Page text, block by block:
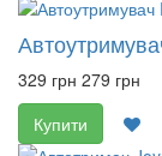
329 грн 279 грн
Купити